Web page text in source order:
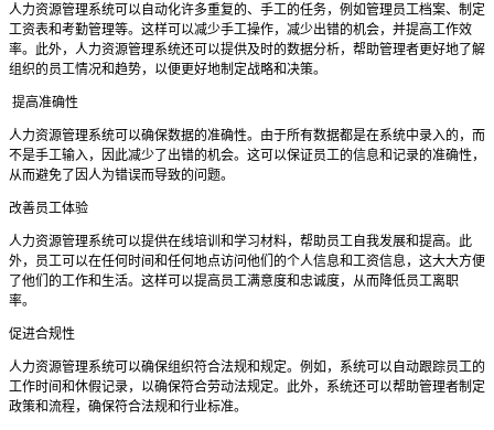
人力资源管理系统可以自动化许多重复的、手工的任务，例如管理员工档案、制定
工资表和考勤管理等。这样可以减少手工操作，减少出错的机会，并提高工作效
率。此外，人力资源管理系统还可以提供及时的数据分析，帮助管理者更好地了解
组织的员工情况和趋势，以便更好地制定战略和决策。
提高准确性
人力资源管理系统可以确保数据的准确性。由于所有数据都是在系统中录入的，而
不是手工输入，因此减少了出错的机会。这可以保证员工的信息和记录的准确性，
从而避免了因人为错误而导致的问题。
改善员工体验
人力资源管理系统可以提供在线培训和学习材料，帮助员工自我发展和提高。此
外，员工可以在任何时间和任何地点访问他们的个人信息和工资信息，这大大方便
了他们的工作和生活。这样可以提高员工满意度和忠诚度，从而降低员工离职
率。
促进合规性
人力资源管理系统可以确保组织符合法规和规定。例如，系统可以自动跟踪员工的
工作时间和休假记录，以确保符合劳动法规定。此外，系统还可以帮助管理者制定
政策和流程，确保符合法规和行业标准。